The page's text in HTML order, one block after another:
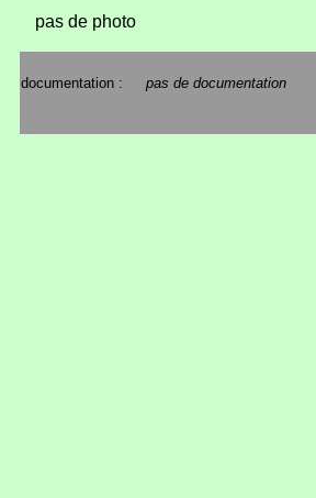
pas de photo
documentation : pas de documentation